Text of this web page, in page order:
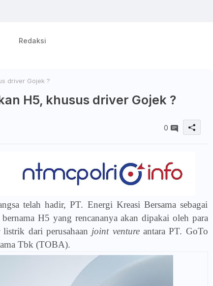
Redaksi
driver Gojek ?
H5, khusus driver Gojek ?
0
telah hadir, PT. Energi Kreasi Bersama sebagai
H5 yang rencananya akan dipakai oleh para
dari perusahaan joint ventureantara PT. GoTo
Tbk (TOBA).